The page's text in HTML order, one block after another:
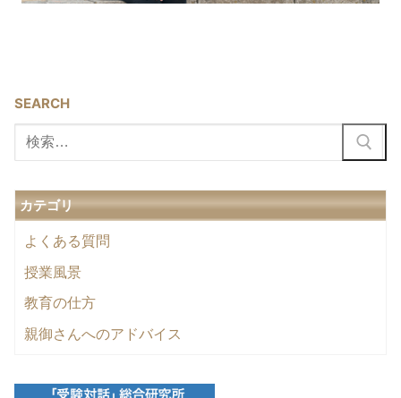
SEARCH
検
索:
カテゴリ
よくある質問
授業風景
教育の仕方
親御さんへのアドバイス